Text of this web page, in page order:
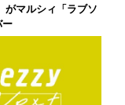
がマルシィ「ラブソ
ー